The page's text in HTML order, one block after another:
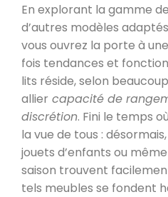
En explorant la gamme
d’autres modèles
vous ouvrez la porte à
fois tendances et
lits réside, selon
allier capacité de
discrétion. Fini le temps
la vue de tous :
jouets d’enfants ou
saison trouvent
tels meubles se fondent